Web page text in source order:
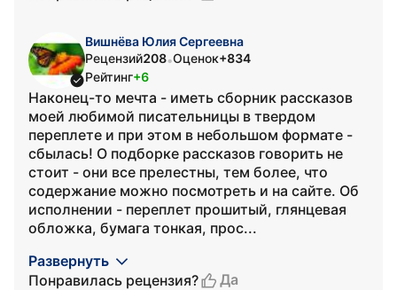
Вишнёва Юлия Сергеевна
Рецензий208•Оценок+834
Рейтинг+6
Наконец-то мечта - иметь сборник рассказов
моей любимой писательницы в твердом
переплете и при этом в небольшом формате -
сбылась! О подборке рассказов говорить не
стоит - они все прелестны, тем более, что
содержание можно посмотреть и на сайте. Об
исполнении - переплет прошитый, глянцевая
обложка, бумага тонкая, прос...
Развернуть
Понравилась рецензия?
Да